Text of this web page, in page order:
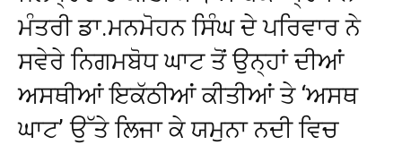
ਮੰਤਰੀ ਡਾ.ਮਨਮੋਹਨ ਸਿੰਘ ਦੇ ਪਰਿਵਾਰ ਨੇ
ਸਵੇਰੇ ਨਿਗਮਬੋਧ ਘਾਟ ਤੋਂ ਉਨ੍ਹਾਂ ਦੀਆਂ
ਅਸਥੀਆਂ ਇਕੱਠੀਆਂ ਕੀਤੀਆਂ ਤੇ ‘ਅਸਥ
ਘਾਟ’ ਉੱਤੇ ਲਿਜਾ ਕੇ ਯਮੁਨਾ ਨਦੀ ਵਿਚ